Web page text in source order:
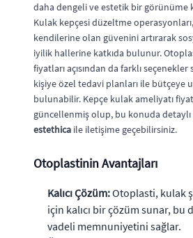
daha dengeli ve estetik bir görünüme
Kulak kepçesi düzeltme
kendilerine olan güvenini artırarak
iyilik hallerine katkıda bulunur.
fiyatları açısından da farklı
kişiye özel tedavi planları ile bütçeye
bulunabilir. Kepçe kulak ameliyatı
güncellenmiş olup, bu konuda
estethica ile iletişime geçebilirsiniz.
Otoplastinin Avantajları
Kalıcı Çözüm:Otoplasti, kulak
için kalıcı bir çözüm sunar, bu
vadeli memnuniyetini sağlar.